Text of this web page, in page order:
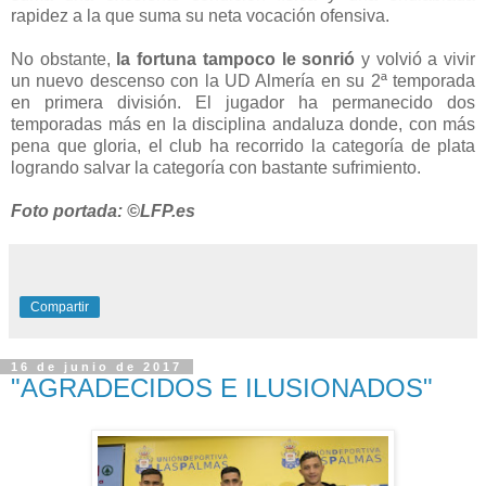
rapidez a la que suma su neta vocación ofensiva.
No obstante, la fortuna tampoco le sonrió y volvió a vivir
un nuevo descenso con la UD Almería en su 2ª temporada
en primera división. El jugador ha permanecido dos
temporadas más en la disciplina andaluza donde, con más
pena que gloria, el club ha recorrido la categoría de plata
logrando salvar la categoría con bastante sufrimiento.
Foto portada: ©LFP.es
Compartir
16 de junio de 2017
"AGRADECIDOS E ILUSIONADOS"